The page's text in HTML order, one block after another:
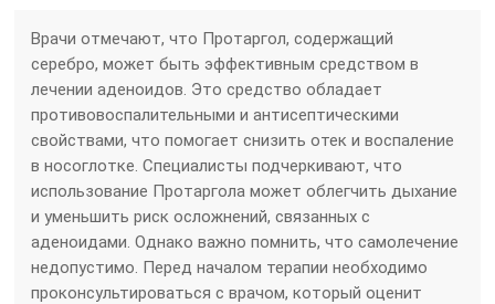
Врачи отмечают, что Протаргол, содержащий
серебро, может быть эффективным средством в
лечении аденоидов. Это средство обладает
противовоспалительными и антисептическими
свойствами, что помогает снизить отек и воспаление
в носоглотке. Специалисты подчеркивают, что
использование Протаргола может облегчить дыхание
и уменьшить риск осложнений, связанных с
аденоидами. Однако важно помнить, что самолечение
недопустимо. Перед началом терапии необходимо
проконсультироваться с врачом, который оценит